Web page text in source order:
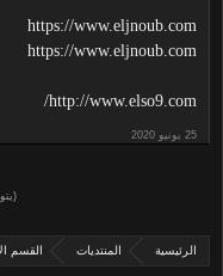
https://www.eljnoub.com
https://www.eljnoub.com
http://www.elso9.com/
الرئيسية المنتديات القسم